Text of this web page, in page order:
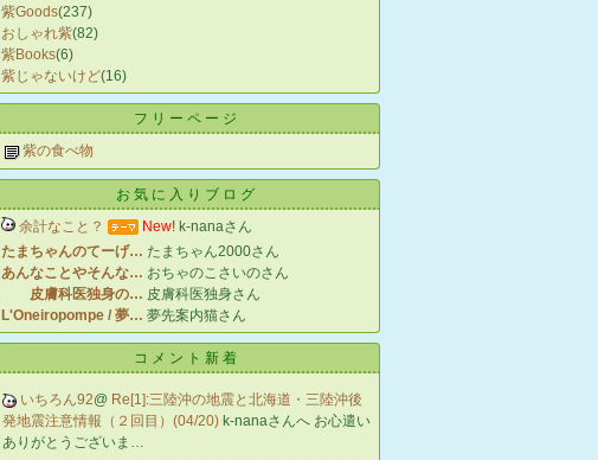
紫Goods(237)
おしゃれ紫(82)
紫Books(6)
紫じゃないけど(16)
フリーページ
紫の食べ物
お気に入りブログ
余計なこと？
New! k-nanaさん
たまちゃんのてーげ… たまちゃん2000さん
あんなことやそんな… おちゃのこさいのさん
皮膚科医独身の… 皮膚科医独身さん
L'Oneiropompe / 夢… 夢先案内猫さん
コメント新着
いちろん92@ Re[1]:三陸沖の地震と北海道・三陸沖後
発地震注意情報（２回目）(04/20) k-nanaさんへ お心遣い
ありがとうございま…